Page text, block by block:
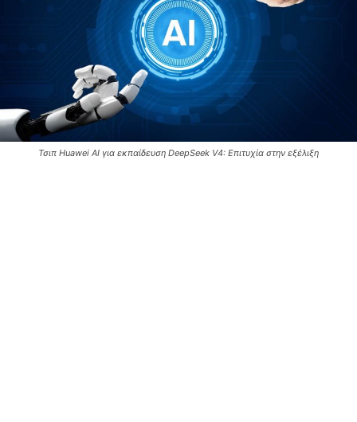
Τσιπ Huawei AI για εκπαίδευση DeepSeek V4: Επιτυχία στην εξέλιξη